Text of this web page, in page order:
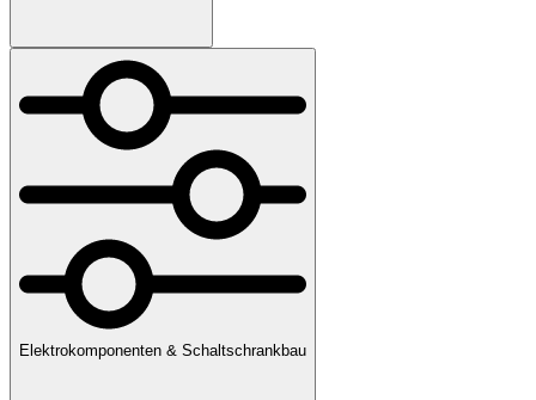
Elektrokomponenten & Schaltschrankbau